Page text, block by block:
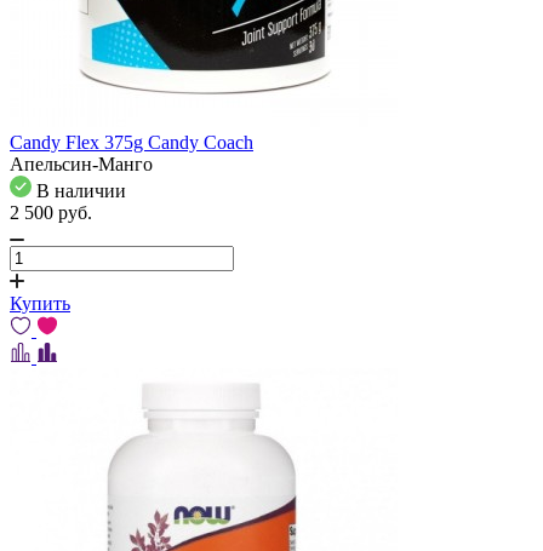
Candy Flex 375g Candy Coach
Апельсин-Манго
В наличии
2 500 pуб.
Купить